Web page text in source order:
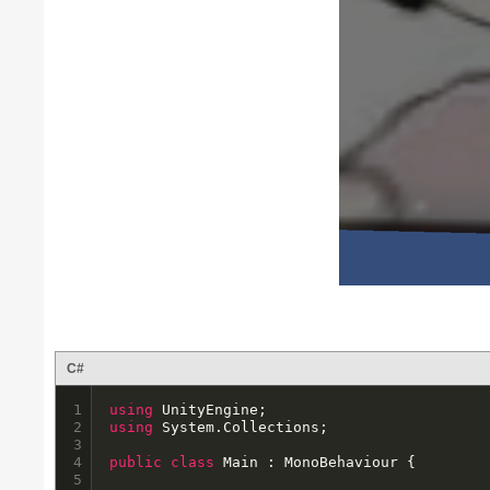
C#
1
2
3
4
5
using
using System.Collections;
public class Main : MonoBehaviour {